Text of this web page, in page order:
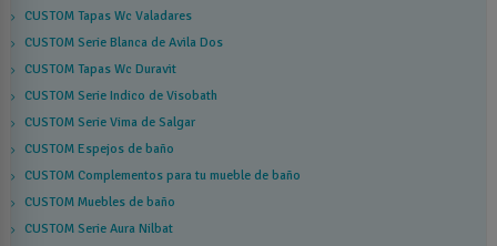
CUSTOM Tapas Wc Valadares
CUSTOM Serie Blanca de Avila Dos
CUSTOM Tapas Wc Duravit
CUSTOM Serie Indico de Visobath
CUSTOM Serie Vima de Salgar
CUSTOM Espejos de baño
CUSTOM Complementos para tu mueble de baño
CUSTOM Muebles de baño
CUSTOM Serie Aura Nilbat